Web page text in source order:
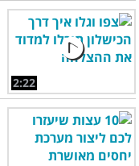
2:22